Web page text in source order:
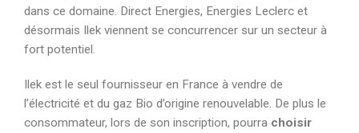
dans ce domaine. Direct Energies, Energies Leclerc et
désormais Ilek viennent se concurrencer sur un secteur à
fort potentiel.
Ilek est le seul fournisseur en France à vendre de
l’électricité et du gaz Bio d’origine renouvelable. De plus le
consommateur, lors de son inscription, pourra choisir